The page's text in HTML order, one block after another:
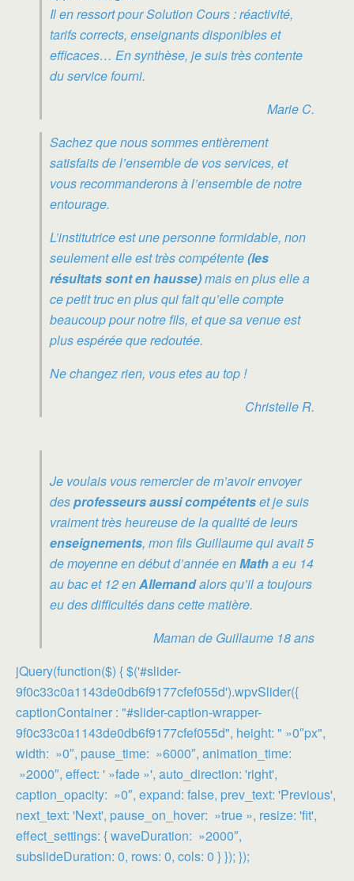
Il en ressort pour Solution Cours : réactivité,
tarifs corrects, enseignants disponibles et
efficaces… En synthèse, je suis très contente
du service fourni.
Marie C.
Sachez que nous sommes entièrement
satisfaits de l’ensemble de vos services, et
vous recommanderons à l’ensemble de notre
entourage.
L’institutrice est une personne formidable, non
seulement elle est très compétente(les
résultats sont en hausse)mais en plus elle a
ce petit truc en plus qui fait qu’elle compte
beaucoup pour notre fils, et que sa venue est
plus espérée que redoutée.
Ne changez rien, vous etes au top !
Christelle R.
Je voulais vous remercier de m’avoir envoyer
desprofesseurs aussi compétentset je suis
vraiment très heureuse de la qualité de leurs
enseignements, mon fils Guillaume qui avait 5
de moyenne en début d’année enMatha eu 14
au bac et 12 enAllemandalors qu’il a toujours
eu des difficultés dans cette matière.
Maman de Guillaume 18 ans
jQuery(function($) { $('#slider-
9f0c33c0a1143de0db6f9177cfef055d').wpvSlider({
captionContainer : "#slider-caption-wrapper-
9f0c33c0a1143de0db6f9177cfef055d", height: " »0″px",
width: »0″, pause_time: »6000″, animation_time:
»2000″, effect: ' »fade »', auto_direction: 'right',
caption_opacity: »0″, expand: false, prev_text: 'Previous',
next_text: 'Next', pause_on_hover: »true », resize: 'fit',
effect_settings: { waveDuration: »2000″,
subslideDuration: 0, rows: 0, cols: 0 } }); });